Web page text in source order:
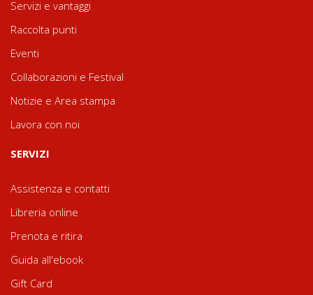
Servizi e vantaggi
Raccolta punti
Eventi
Collaborazioni e Festival
Notizie e Area stampa
Lavora con noi
SERVIZI
Assistenza e contatti
Libreria online
Prenota e ritira
Guida all'ebook
Gift Card